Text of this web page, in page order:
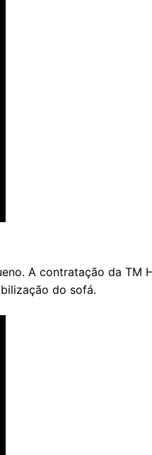
A contratação da TM
do sofá.